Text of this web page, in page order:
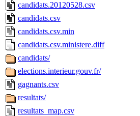
candidats.20120528.csv
candidats.csv
candidats.csv.min
candidats.csv.ministere.diff
candidats/
elections.interieur.gouv.fr/
gagnants.csv
resultats/
resultats_map.csv